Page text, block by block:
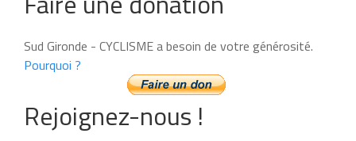
Sud Gironde - CYCLISME a besoin de votre générosité.
Pourquoi ?
Rejoignez-nous !